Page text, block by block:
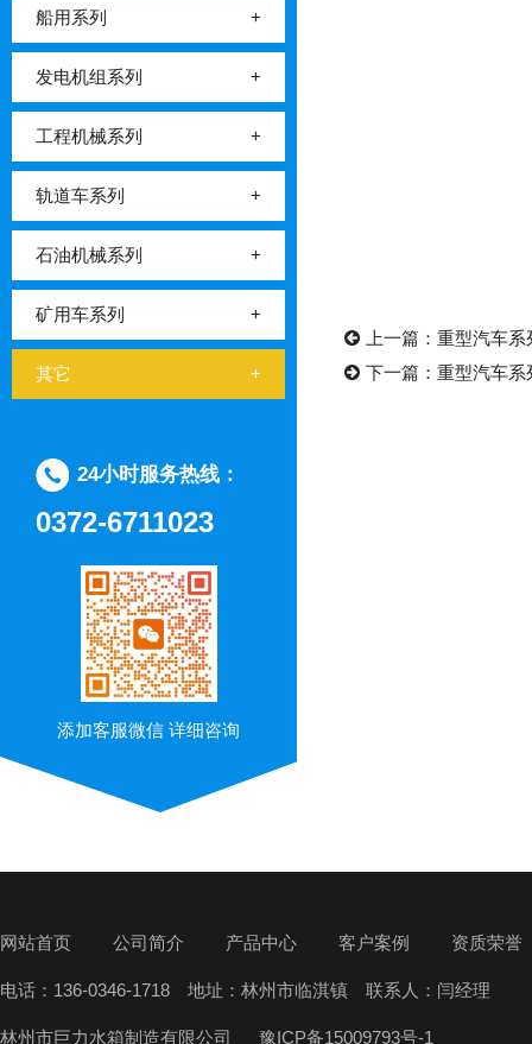
船用系列 +
发电机组系列 +
工程机械系列 +
轨道车系列 +
石油机械系列 +
矿用车系列 +
其它 +
24小时服务热线：
0372-6711023
添加客服微信 详细咨询
上一篇： 重型汽车系
下一篇： 重型汽车系
网站首页 公司简介 产品中心 客户案例 资质荣誉
电话：136-0346-1718 地址：林州市临淇镇 联系人：闫经理
林州市巨力水箱制造有限公司 豫ICP备15009793号-1